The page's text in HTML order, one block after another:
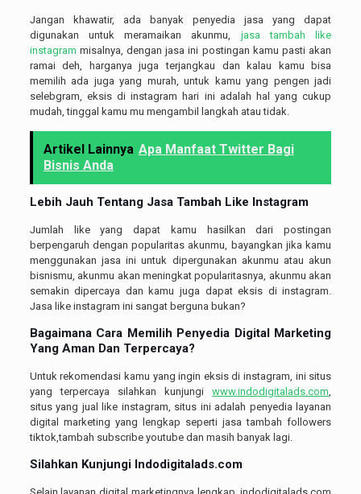
Jangan khawatir, ada banyak penyedia jasa yang dapat
digunakan untuk meramaikan akunmu, jasa tambah like
instagram misalnya, dengan jasa ini postingan kamu pasti akan
ramai deh, harganya juga terjangkau dan kalau kamu bisa
memilih ada juga yang murah, untuk kamu yang pengen jadi
selebgram, eksis di instagram hari ini adalah hal yang cukup
mudah, tinggal kamu mu mengambil langkah atau tidak.
Artikel Lainnya Apa Manfaat Twitter Bagi
Bisnis Anda
Lebih Jauh Tentang Jasa Tambah Like Instagram
Jumlah like yang dapat kamu hasilkan dari postingan
berpengaruh dengan popularitas akunmu, bayangkan jika kamu
menggunakan jasa ini untuk dipergunakan akunmu atau akun
bisnismu, akunmu akan meningkat popularitasnya, akunmu akan
semakin dipercaya dan kamu juga dapat eksis di instagram.
Jasa like instagram ini sangat berguna bukan?
Bagaimana Cara Memilih Penyedia Digital Marketing
Yang Aman Dan Terpercaya?
Untuk rekomendasi kamu yang ingin eksis di instagram, ini situs
yang terpercaya silahkan kunjungiwww.indodigitalads.com
situs yang jual like instagram, situs ini adalah penyedia layanan
digital marketing yang lengkap seperti jasa tambah followers
tiktok,tambah subscribe youtube dan masih banyak lagi.
Silahkan Kunjungi Indodigitalads.com